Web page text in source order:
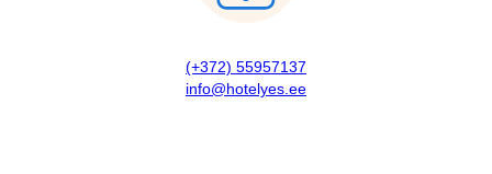
(+372) 55957137
info@hotelyes.ee